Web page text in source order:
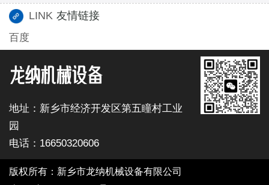
LINK 友情链接
百度
地址：新乡市经济开发区第五瞳村工业
园
电话：16650320606
版权所有：新乡市龙纳机械设备有限公司